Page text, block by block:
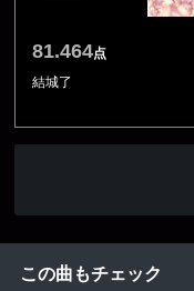
81.464点
結城了
この曲もチェック